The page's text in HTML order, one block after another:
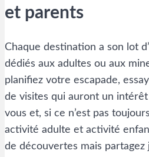
et parents
Chaque destination a son lot
dédiés aux adultes ou aux
planifiez votre escapade,
de visites qui auront un
vous et, si ce n’est pas
activité adulte et activité
de découvertes mais